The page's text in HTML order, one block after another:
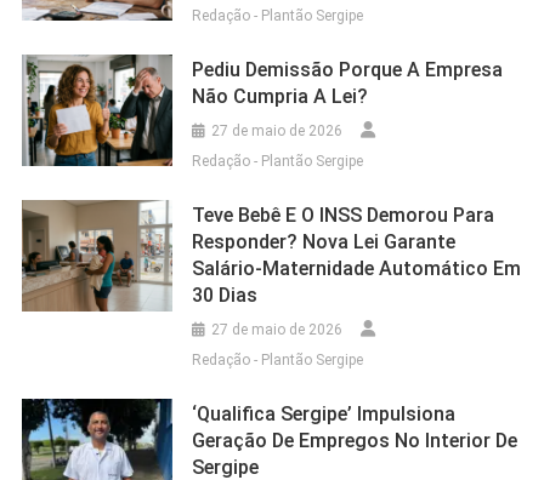
Redação - Plantão Sergipe
Pediu Demissão Porque A Empresa
Não Cumpria A Lei?
27 de maio de 2026
Redação - Plantão Sergipe
Teve Bebê E O INSS Demorou Para
Responder? Nova Lei Garante
Salário-Maternidade Automático Em
30 Dias
27 de maio de 2026
Redação - Plantão Sergipe
‘Qualifica Sergipe’ Impulsiona
Geração De Empregos No Interior De
Sergipe